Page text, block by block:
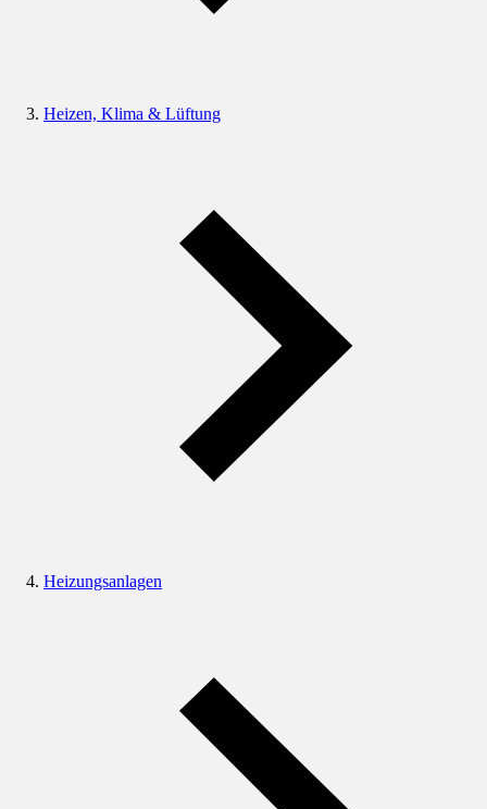
Heizen, Klima & Lüftung
Heizungsanlagen